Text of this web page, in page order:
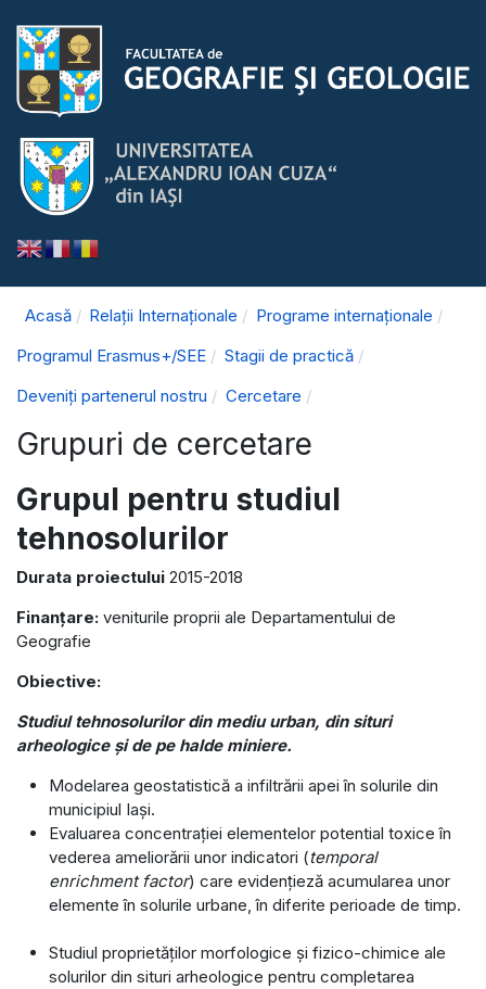
Acasă Relații Internaționale
Programe internaționale
Programul Erasmus+/SEE
Stagii de practică
Deveniți partenerul nostru
Cercetare
Grupuri de cercetare
Grupul pentru studiul
tehnosolurilor
Durata proiectului 2015-2018
Finanțare: veniturile proprii ale Departamentului de
Geografie
Obiective:
Studiul tehnosolurilor din mediu urban, din situri
arheologice și de pe halde miniere.
Modelarea geostatistică a infiltrării apei în solurile din
municipiul Iași.
Evaluarea concentrației elementelor potential toxice în
vederea ameliorării unor indicatori (temporal
enrichment factor) care evidențieză acumularea unor
elemente în solurile urbane, în diferite perioade de timp.
Studiul proprietăților morfologice și fizico-chimice ale
solurilor din situri arheologice pentru completarea